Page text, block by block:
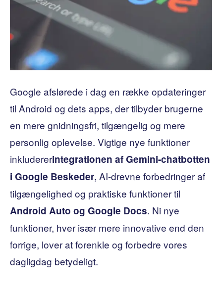
Google afslørede i dag en række opdateringer
til Android og dets apps, der tilbyder brugerne
en mere gnidningsfri, tilgængelig og mere
personlig oplevelse. Vigtige nye funktioner
inkludererintegrationen af ​​Gemini-chatbotten
i Google Beskeder, AI-drevne forbedringer af
tilgængelighed og praktiske funktioner til
Android Auto og Google Docs. Ni nye
funktioner, hver især mere innovative end den
forrige, lover at forenkle og forbedre vores
dagligdag betydeligt.